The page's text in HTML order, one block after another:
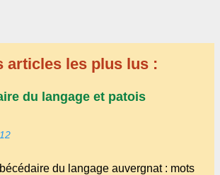
articles les plus lus :
du langage et patois
du langage auvergnat : mots